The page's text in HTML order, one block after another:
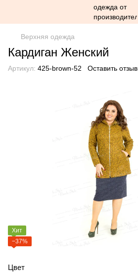
Верхняя одежда
Кардиган Женский
Артикул: 425-brown-52 Оставить отзыв
Хит
−37%
Цвет